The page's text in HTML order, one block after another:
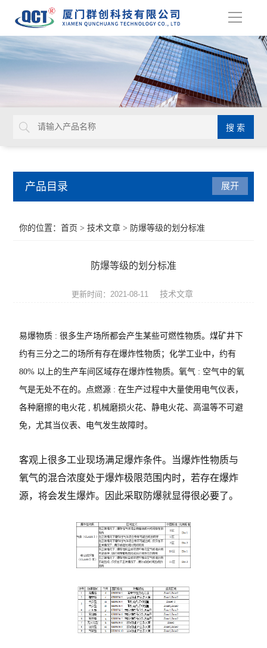
导
产品目录
代理品牌
水质分析仪表
电气设备
展开
你的位置：首页 >技术文章 > 防爆等级的划分标准
防爆等级的划分标准
更新时间：2021-08-11 技术文章
易爆物质 : 很多生产场所都会产生某些可燃性物质。煤矿井下
约有三分之二的场所有存在爆炸性物质；化学工业中，约有
80% 以上的生产车间区域存在爆炸性物质。氧气 : 空气中的氧
气是无处不在的。点燃源 : 在生产过程中大量使用电气仪表，
各种磨擦的电火花 , 机械磨损火花、静电火花、高温等不可避
免，尤其当仪表、电气发生故障时。
客观上很多工业现场满足爆炸条件。当爆炸性物质与
氧气的混合浓度处于爆炸极限范围内时，若存在爆炸
源，将会发生爆炸。因此采取防爆就显得很必要了。